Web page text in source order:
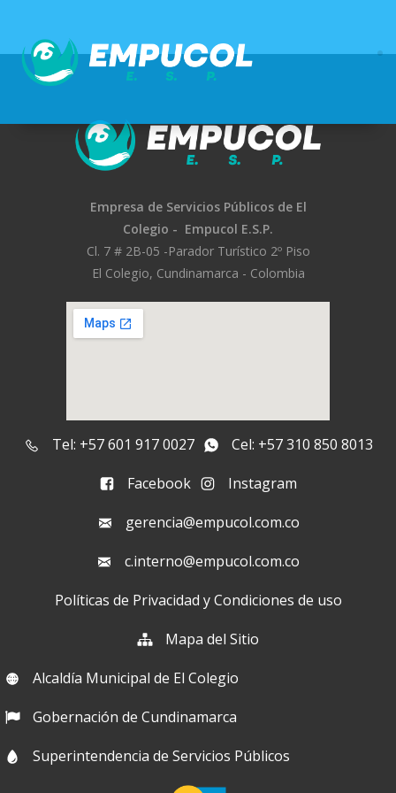
contenido
Empresa de Servicios Públicos de El
Colegio - Empucol E.S.P.
Cl. 7 # 2B-05 -Parador Turístico 2º Piso
El Colegio, Cundinamarca - Colombia
Tel: +57 601 917 0027
Cel: +57 310 850 8013
Facebook
Instagram
gerencia@empucol.com.co
c.interno@empucol.com.co
Políticas de Privacidad y Condiciones de uso
Mapa del Sitio
Alcaldía Municipal de El Colegio
Gobernación de Cundinamarca
Superintendencia de Servicios Públicos